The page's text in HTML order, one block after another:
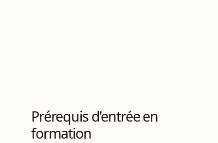
Prérequis d'entrée en
formation